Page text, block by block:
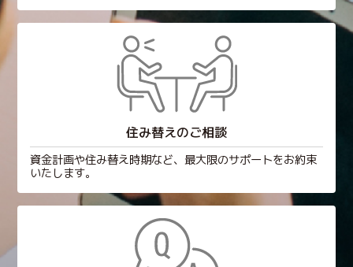
住み替えのご相談
資金計画や住み替え時期など、最大限のサポートをお約束
いたします。